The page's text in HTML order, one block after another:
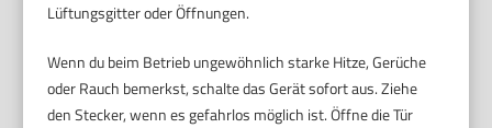
Lüftungsgitter oder Öffnungen.
Wenn du beim Betrieb ungewöhnlich starke Hitze, Gerüche
oder Rauch bemerkst, schalte das Gerät sofort aus. Ziehe
den Stecker, wenn es gefahrlos möglich ist. Öffne die Tür